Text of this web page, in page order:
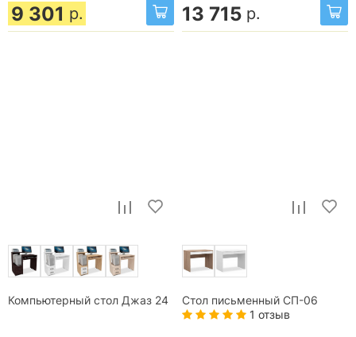
9 301 р. 13 715 р.
Компьютерный стол Джаз 24 Стол письменный СП-06
1 отзыв